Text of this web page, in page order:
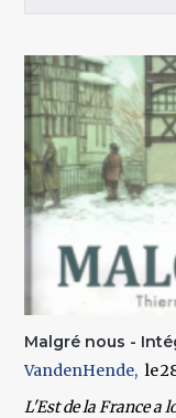
Malgré nous -
VandenHende
L'Est de la France a